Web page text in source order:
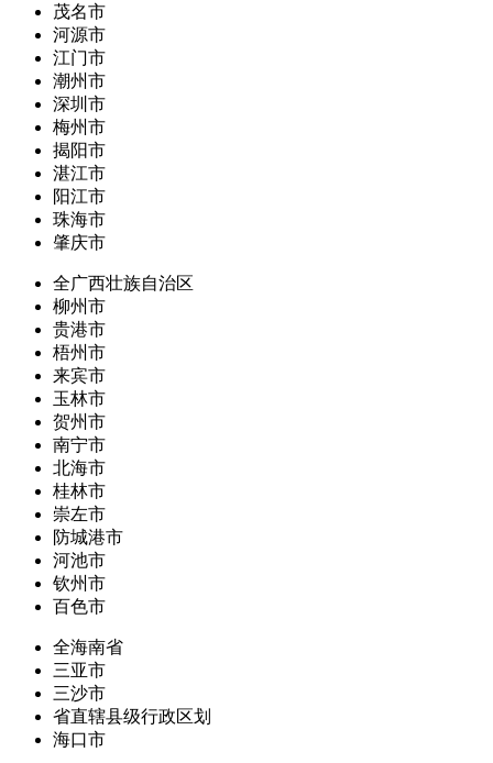
茂名市
河源市
江门市
潮州市
深圳市
梅州市
揭阳市
湛江市
阳江市
珠海市
肇庆市
全广西壮族自治区
柳州市
贵港市
梧州市
来宾市
玉林市
贺州市
南宁市
北海市
桂林市
崇左市
防城港市
河池市
钦州市
百色市
全海南省
三亚市
三沙市
省直辖县级行政区划
海口市